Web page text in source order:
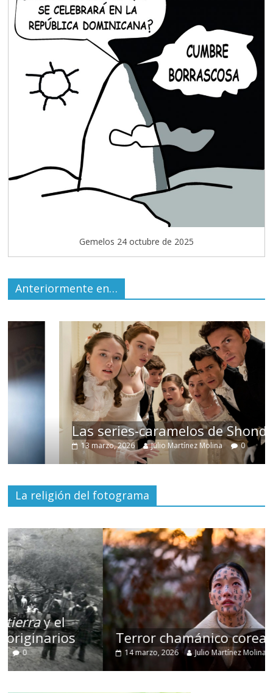
Gemelos 24 octubre de 2025
Anteriormente en…
Las series-caramelos de Shondaland
13 marzo, 2026 Julio Martínez Molina 0
La religión del fotograma
Terror chamánico coreano
14 marzo, 2026 Julio Martínez Molina 0